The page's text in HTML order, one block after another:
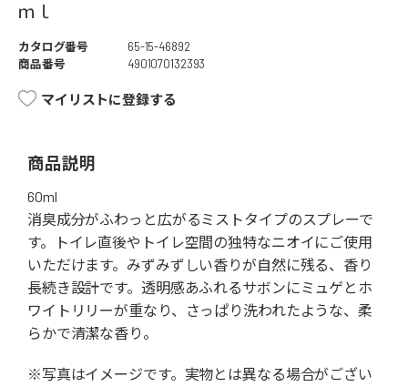
ｍｌ
カタログ番号
65-15-46892
商品番号
4901070132393
マイリストに登録する
商品説明
60ml
消臭成分がふわっと広がるミストタイプのスプレーで
す。トイレ直後やトイレ空間の独特なニオイにご使用
いただけます。みずみずしい香りが自然に残る、香り
長続き設計です。透明感あふれるサボンにミュゲとホ
ワイトリリーが重なり、さっぱり洗われたような、柔
らかで清潔な香り。
※写真はイメージです。実物とは異なる場合がござい